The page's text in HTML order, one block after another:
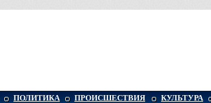
ПОЛИТИКА ПРОИСШЕСТВИЯ КУЛЬТУРА